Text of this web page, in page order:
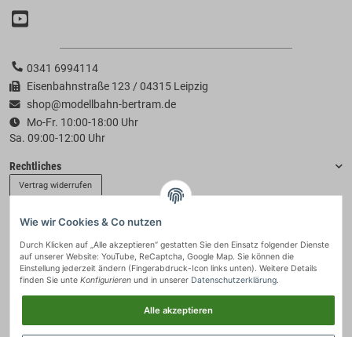
0341 6994114
Eisenbahnstraße 123 / 04315 Leipzig
shop@modellbahn-bertram.de
Mo-Fr. 10:00-18:00 Uhr
Sa. 09:00-12:00 Uhr
Rechtliches
Vertrag widerrufen
Zahlung & Versand
Wie wir Cookies & Co nutzen
Durch Klicken auf „Alle akzeptieren“ gestatten Sie den Einsatz folgender Dienste
auf unserer Website: YouTube, ReCaptcha, Google Map. Sie können die
Einstellung jederzeit ändern (Fingerabdruck-Icon links unten). Weitere Details
finden Sie unte Konfigurieren und in unserer Datenschutzerklärung.
Alle akzeptieren